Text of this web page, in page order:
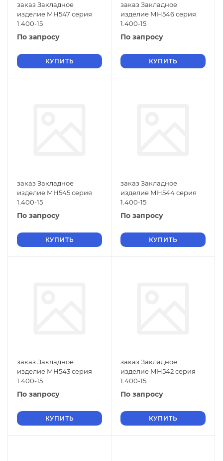
заказ Закладное
изделие МН547 серия
1.400-15
По запросу
КУПИТЬ
заказ Закладное
изделие МН546 серия
1.400-15
По запросу
КУПИТЬ
заказ Закладное
изделие МН545 серия
1.400-15
По запросу
КУПИТЬ
заказ Закладное
изделие МН544 серия
1.400-15
По запросу
КУПИТЬ
заказ Закладное
изделие МН543 серия
1.400-15
По запросу
КУПИТЬ
заказ Закладное
изделие МН542 серия
1.400-15
По запросу
КУПИТЬ